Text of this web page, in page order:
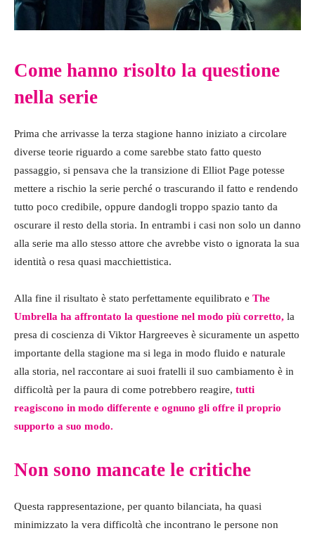
Come hanno risolto la questione
nella serie
Prima che arrivasse la terza stagione hanno iniziato a circolare
diverse teorie riguardo a come sarebbe stato fatto questo
passaggio, si pensava che la transizione di Elliot Page potesse
mettere a rischio la serie perché o trascurando il fatto e rendendo
tutto poco credibile, oppure dandogli troppo spazio tanto da
oscurare il resto della storia. In entrambi i casi non solo un danno
alla serie ma allo stesso attore che avrebbe visto o ignorata la sua
identità o resa quasi macchiettistica.
Alla fine il risultato è stato perfettamente equilibrato e The
Umbrella ha affrontato la questione nel modo più corretto, la
presa di coscienza di Viktor Hargreeves è sicuramente un aspetto
importante della stagione ma si lega in modo fluido e naturale
alla storia, nel raccontare ai suoi fratelli il suo cambiamento è in
difficoltà per la paura di come potrebbero reagire, tutti
reagiscono in modo differente e ognuno gli offre il proprio
supporto a suo modo.
Non sono mancate le critiche
Questa rappresentazione, per quanto bilanciata, ha quasi
minimizzato la vera difficoltà che incontrano le persone non